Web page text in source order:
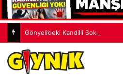
Gönyeli’deki Kandilli Sokak yeni